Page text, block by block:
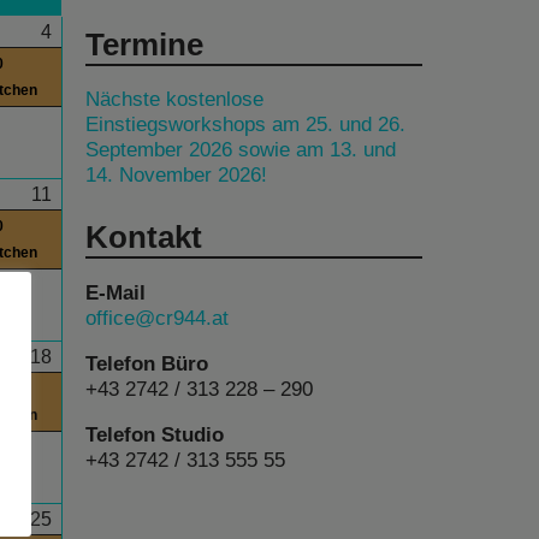
4
11
18
25
Termine
Nächste kostenlose
Einstiegsworkshops am 25. und 26.
September 2026 sowie am 13. und
14. November 2026!
Kontakt
E-Mail
office@cr944.at
Telefon Büro
+43 2742 / 313 228 – 290
Telefon Studio
+43 2742 / 313 555 55